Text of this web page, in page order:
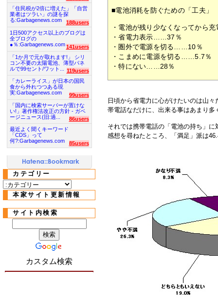
■電池消耗を防ぐための「工夫」
・電池が残り少なくなってから
・省電力表示……37％
・圏外で電源を切る……10％
・こまめに電源を切る……5.7％
・特にない……28％
日頃から省電力に心がけたいのは山
帯電話なだけに、出来る事はあまり
それでは携帯電話の「電池の持ち」
感想を尋ねたところ、「満足」派は
「住民税が2倍に増えた」「自営
業者はツラい」の謎を探
る:Garbagenews.com
188users
1日500アクセス以上のブログは
全ブログの
●％:Garbagenews.com 141users
「1か月で元が取れます!」 シリ
コン不要の太陽電池、薄型パネ
ルで99セント/ワット...
119users
「カレーライス」が日本の国民
食から外れつつある現
実:Garbagenews.com
99users
「国内に検索サーバーが置けな
い!」著作権法改正の方針 - ガベ
ージニュース(旧:過...
86users
最近よく聞くキーワード
「CDS」って
何?:Garbagenews.com
85users
カテゴリー
本家サイト更新情報
サイト内検索
カスタム検索